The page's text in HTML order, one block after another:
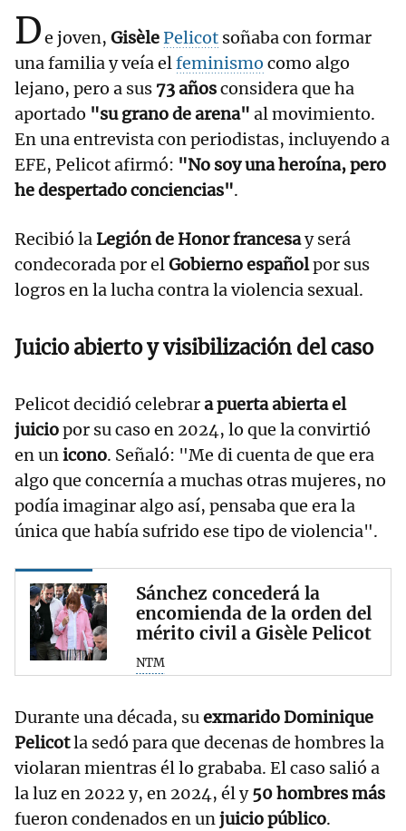
De joven, GisèlePelicot soñaba con formar
una familia y veía elfeminismo como algo
lejano, pero a sus 73 añosconsidera que ha
aportado "su grano de arena" al movimiento.
En una entrevista con periodistas, incluyendo a
EFE, Pelicot afirmó: "No soy una heroína, pero
he despertado conciencias".
Recibió laLegión de Honor francesay será
condecorada por elGobierno españolpor sus
logros en la lucha contra la violencia sexual.
Juicio abierto y visibilización del caso
Pelicot decidió celebrara puerta abierta el
juiciopor su caso en 2024, lo que la convirtió
en unicono. Señaló: "Me di cuenta de que era
algo que concernía a muchas otras mujeres, no
podía imaginar algo así, pensaba que era la
única que había sufrido ese tipo de violencia".
Sánchez concederá la
encomienda de la orden del
mérito civil a Gisèle Pelicot
NTM
Durante una década, suexmarido Dominique
Pelicotla sedó para que decenas de hombres la
violaran mientras él lo grababa. El caso salió a
la luz en 2022 y, en 2024, él y50 hombres más
fueron condenados en unjuicio público.